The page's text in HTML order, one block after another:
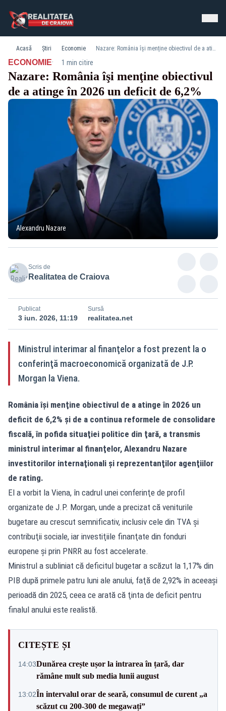
Acasă Știri Economie Nazare: România îşi menţine obiectivul de a atinge în 2026 un deficit de 6,2%
ECONOMIE· 1 min citire
Nazare: România îşi menţine obiectivul
de a atinge în 2026 un deficit de 6,2%
Alexandru Nazare
Scris de
Realitatea de Craiova
Publicat
3 iun. 2026, 11:19
Sursă
realitatea.net
Ministrul interimar al finanţelor a fost prezent la o
conferinţă macroeconomică organizată de J.P.
Morgan la Viena.
România îşi menţine obiectivul de a atinge în 2026 un
deficit de 6,2% şi de a continua reformele de consolidare
fiscală, în pofida situaţiei politice din ţară, a transmis
ministrul interimar al finanţelor, Alexandru Nazare
investitorilor internaţionali şi reprezentanţilor agenţiilor
de rating.
El a vorbit la Viena, în cadrul unei conferinţe de profil
organizate de J.P. Morgan, unde a precizat că veniturile
bugetare au crescut semnificativ, inclusiv cele din TVA şi
contribuţii sociale, iar investiţiile finanţate din fonduri
europene şi prin PNRR au fost accelerate.
Ministrul a subliniat că deficitul bugetar a scăzut la 1,17% din
PIB după primele patru luni ale anului, faţă de 2,92% în aceeaşi
perioadă din 2025, ceea ce arată că ţinta de deficit pentru
finalul anului este realistă.
CITEȘTE ȘI
14:03Dunărea crește ușor la intrarea în țară, dar
rămâne mult sub media lunii august
13:02În intervalul orar de seară, consumul de curent „a
scăzut cu 200-300 de megawați”